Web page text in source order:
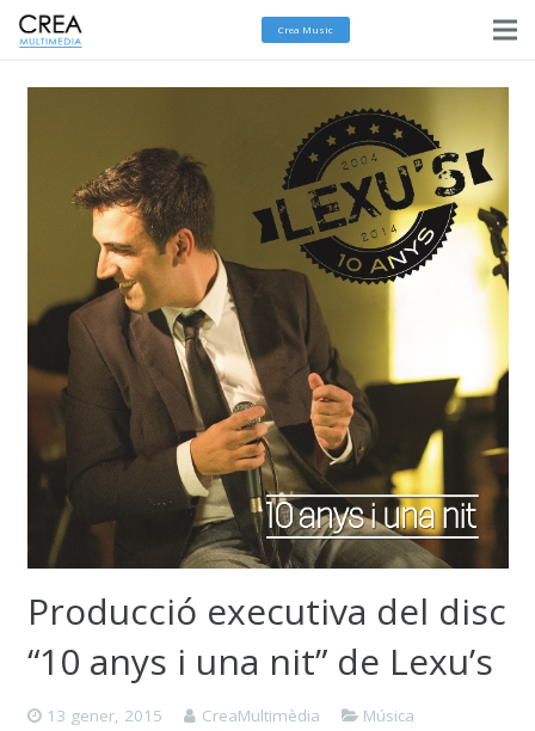
Crea Music
Producció executiva del disc
“10 anys i una nit” de Lexu’s
13 gener, 2015 CreaMultimèdia
Música